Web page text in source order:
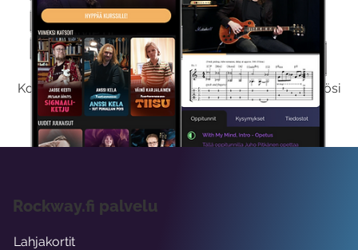
Kokeile Ilmaiseksi
Kokeilemalla ilmaiseksi saat koko sisältömme käyttöösi
viikon ajaksi.
Rockway.fi palvelu
Lahjakortit